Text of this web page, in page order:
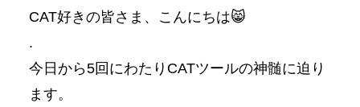
CAT好きの皆さま、こんにちは😸
.
今日から5回にわたりCATツールの神髄に迫り
ます。